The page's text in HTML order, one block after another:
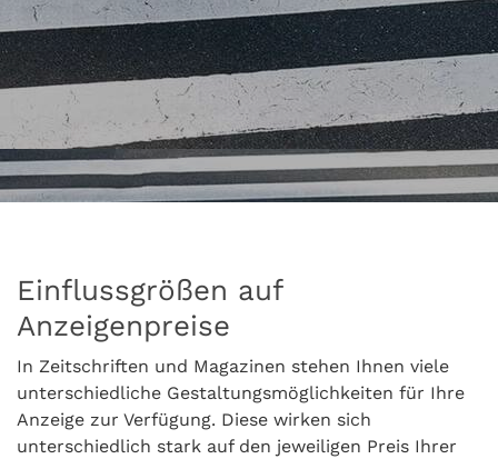
Einflussgrößen auf
Anzeigenpreise
In Zeitschriften und Magazinen stehen Ihnen viele
unterschiedliche Gestaltungsmöglichkeiten für Ihre
Anzeige zur Verfügung. Diese wirken sich
unterschiedlich stark auf den jeweiligen Preis Ihrer